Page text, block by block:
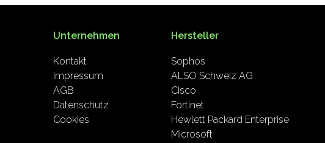
Unternehmen
Kontakt
Impressum
AGB
Datenschutz
Cookies
Hersteller
Sophos
ALSO Schweiz AG
Cisco
Fortinet
Hewlett Packard Enterprise
Microsoft